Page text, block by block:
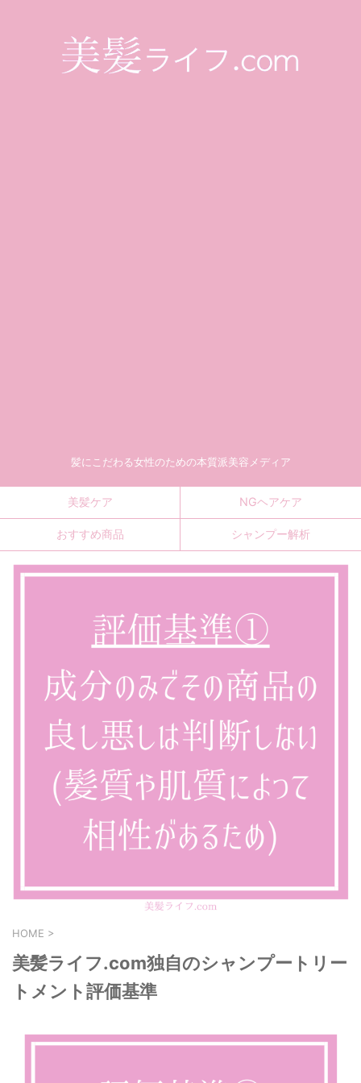
髪にこだわる女性のための本質派美容メディア
美髪ケア NGヘアケア
おすすめ商品 シャンプー解析
HOME >
美髪ライフ.com独自のシャンプートリー
トメント評価基準